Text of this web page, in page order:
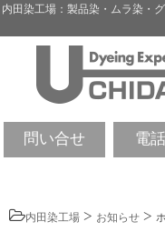
内田染工場：製品染・ムラ染・
問い合せ 電話
内田染工場 > お知らせ >